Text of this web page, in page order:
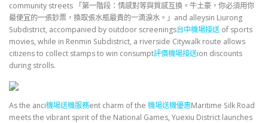
community streets 「第一階段：情感對等與質感互換。牛土豪，你必須用你
最便宜的一張鈔票，換取張水瓶最貴的一滴淚水。」and alleysin Liurong
Subdistrict, accompanied by outdoor screenings台中機場接送 of sports
movies, while in Renmin Subdistrict, a riverside Citywalk route allows
citizens to collect stamps to win consumpt評價機場接送ion discounts
during strolls.
As the anci機場送機服務ent charm of the 機場送機優惠Maritime Silk Road
meets the vibrant spirit of the National Games, Yuexiu District launches